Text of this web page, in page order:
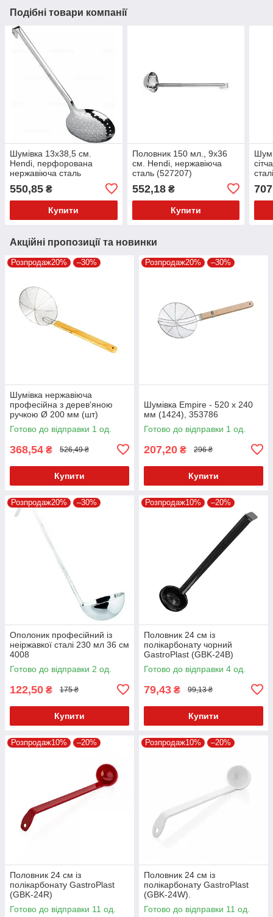
Подібні товари компанії
Шумівка 13x38,5 см.
Hendi, перфорована
нержавіюча сталь
550,85 ₴
Купити
Половник 150 мл., 9х36
см. Hendi, нержавіюча
сталь (527207)
552,18₴
Купити
Акційні пропозиції та новинки
Розпродаж20% –30%
Шумівка нержавіюча
професійна з дерев'яною
ручкою Ø 200 мм (шт)
Готово до відправки 1 од.
368,54 ₴ 526,49 ₴
Купити
Розпродаж20% –30%
Шумівка Empire - 520 x 240
мм (1424), 353786
Готово до відправки 1 од.
207,20 ₴ 296 ₴
Купити
Розпродаж20% –30%
Ополоник професійний із
неіржавкої сталі 230 мл 36 см
4008
Готово до відправки 2 од.
122,50 ₴ 175 ₴
Купити
Розпродаж10% –20%
Половник 24 см із
полікарбонату чорний
GastroPlast (GBK-24B)
Готово до відправки 4 од.
79,43 ₴ 99,13 ₴
Купити
Розпродаж10% –20%
Половник 24 см із
полікарбонату GastroPlast
(GBK-24R)
Готово до відправки 11 од.
Розпродаж10% –20%
Половник 24 см із
полікарбонату GastroPlast
(GBK-24W).
Готово до відправки 11 од.